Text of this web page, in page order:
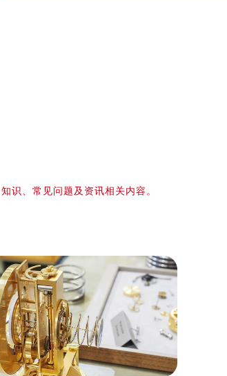
识、常见问题及资讯相关内容。